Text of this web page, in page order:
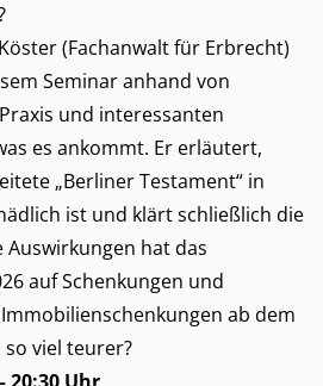
(Fachanwalt für Erbrecht)
Seminar anhand von
und interessanten
es ankommt. Er erläutert,
„Berliner Testament“ in
ist und klärt schließlich die
Auswirkungen hat das
auf Schenkungen und
ab dem
so viel teurer?